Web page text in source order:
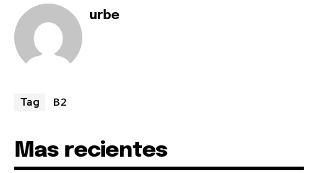
I've read and accept the
urbe
Tag B2
Mas recientes